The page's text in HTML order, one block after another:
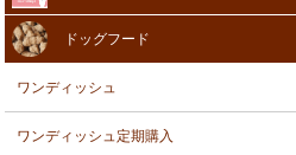
ドッグフード
ワンディッシュ
ワンディッシュ定期購入